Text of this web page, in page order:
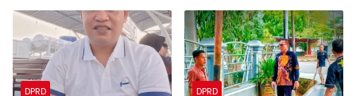
Setahun!
DPRD DPRD